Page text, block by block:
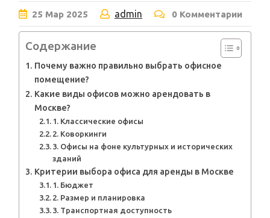
25 Мар 2025 admin 0 Комментарии
Содержание
Почему важно правильно выбрать офисное
помещение?
Какие виды офисов можно арендовать в
Москве?
1. Классические офисы
2. Коворкинги
3. Офисы на фоне культурных и исторических
зданий
Критерии выбора офиса для аренды в Москве
1. Бюджет
2. Размер и планировка
3. Транспортная доступность